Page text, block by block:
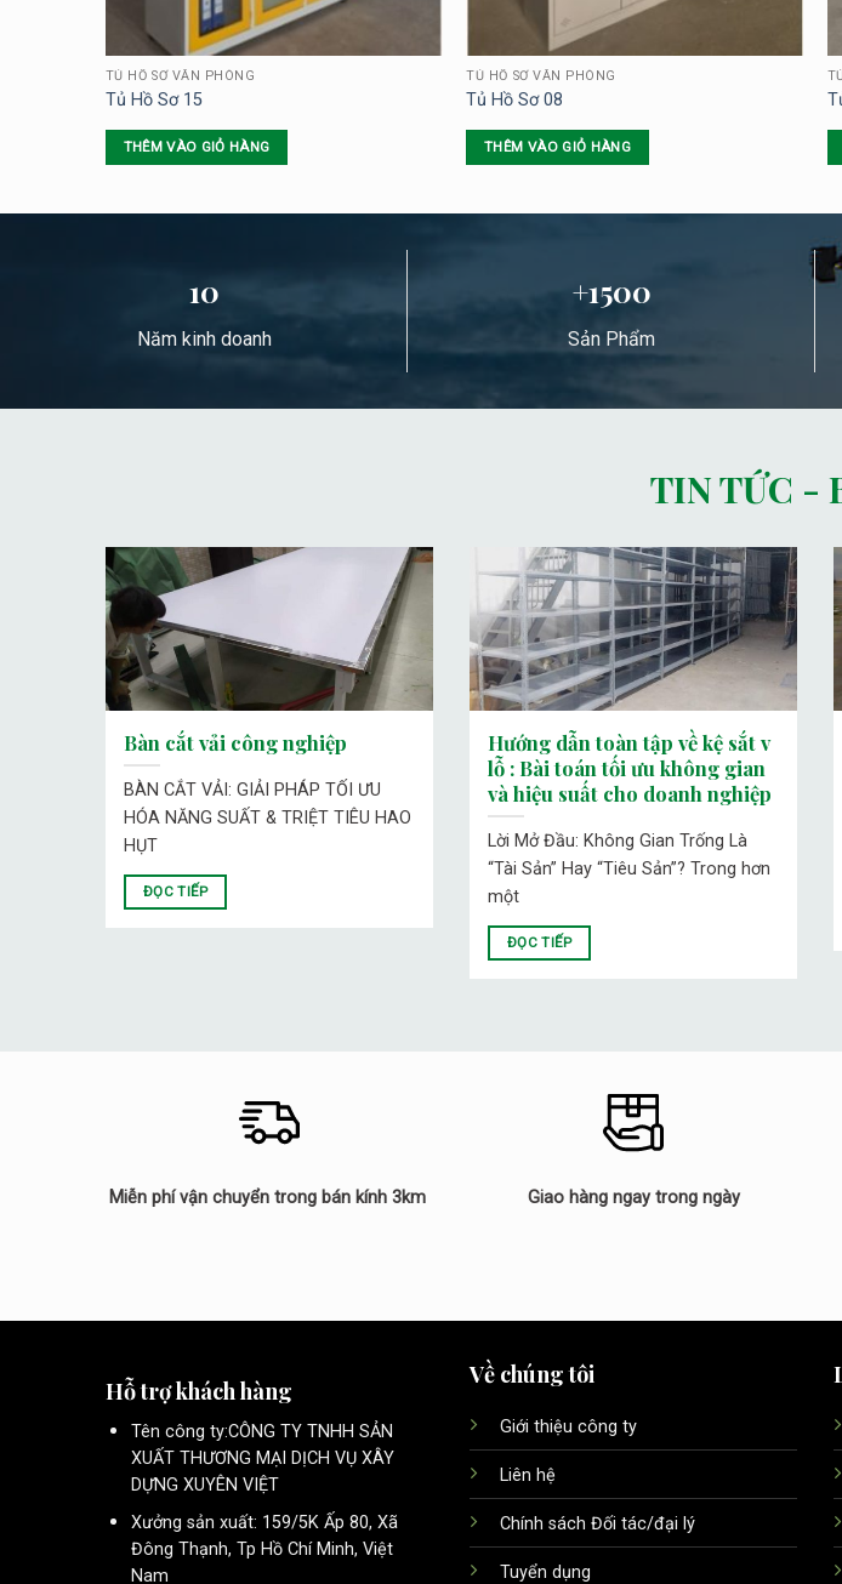
TỦ HỒ SƠ VĂN PHÒNG
Tủ Hồ Sơ 15
THÊM VÀO GIỎ HÀNG
TỦ HỒ SƠ VĂN PHÒNG
Tủ Hồ Sơ 08
THÊM VÀO GIỎ HÀNG
10
Năm kinh doanh
+1500
Sản Phẩm
TIN TỨC -
Bàn cắt vải công nghiệp
BÀN CẮT VẢI: GIẢI PHÁP TỐI ƯU
HÓA NĂNG SUẤT & TRIỆT TIÊU HAO
HỤT
ĐỌC TIẾP
Hướng dẫn toàn tập về kệ sắt v
lỗ : Bài toán tối ưu không gian
và hiệu suất cho doanh nghiệp
Lời Mở Đầu: Không Gian Trống Là
“Tài Sản” Hay “Tiêu Sản”? Trong hơn
một
ĐỌC TIẾP
Miễn phí vận chuyển trong bán kính 3km Giao hàng ngay trong ngày
Hỗ trợ khách hàng
Tên công ty:CÔNG TY TNHH SẢN
XUẤT THƯƠNG MẠI DỊCH VỤ XÂY
DỰNG XUYÊN VIỆT
Xưởng sản xuất: 159/5K Ấp 80, Xã
Đông Thạnh, Tp Hồ Chí Minh, Việt
Nam
Về chúng tôi
Giới thiệu công ty
Liên hệ
Chính sách Đối tác/đại lý
Tuyển dụng